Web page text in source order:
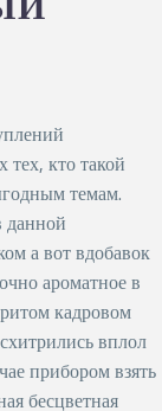
тех, кто такой
темам.
а вот вдобавок
ароматное в
кадровом
вплол
прибором взять
бесцветная